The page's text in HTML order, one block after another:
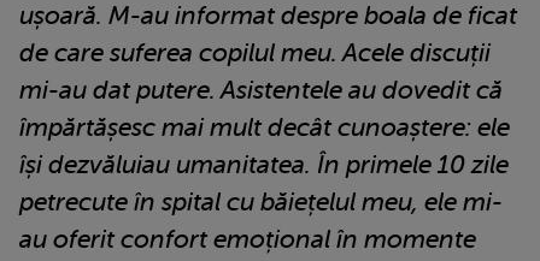
ușoară. M-au informat despre boala de ficat
de care suferea copilul meu. Acele discuții
mi-au dat putere. Asistentele au dovedit că
împărtășesc mai mult decât cunoaștere: ele
își dezvăluiau umanitatea. În primele 10 zile
petrecute în spital cu băiețelul meu, ele mi-
au oferit confort emoțional în momente